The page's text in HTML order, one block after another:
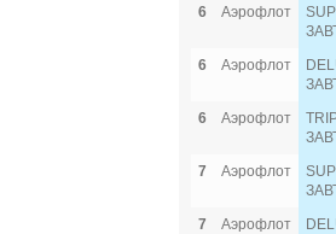
6 Аэрофлот
6
Аэрофлот
6
Аэрофлот
7
Аэрофлот
7
Аэрофлот